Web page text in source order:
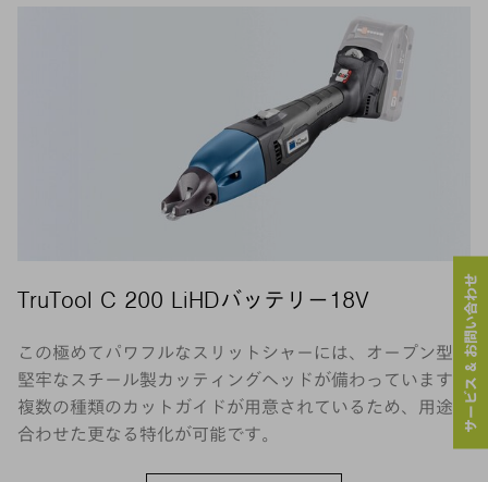
TruTool C 200 LiHDバッテリー18V
この極めてパワフルなスリットシャーには、オープン型で
堅牢なスチール製カッティングヘッドが備わっています。
複数の種類のカットガイドが用意されているため、用途に
合わせた更なる特化が可能です。
サービス & お問い合わせ